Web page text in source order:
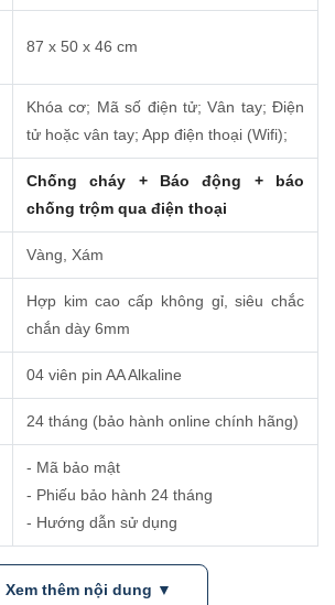
87 x 50 x 46 cm
Khóa cơ; Mã số điện tử; Vân tay; Điện
tử hoặc vân tay; App điện thoại (Wifi);
Chống cháy + Báo động + báo
chống trộm qua điện thoại
Vàng, Xám
Hợp kim cao cấp không gỉ, siêu chắc
chắn dày 6mm
04 viên pin AA Alkaline
24 tháng (bảo hành online chính hãng)
- Mã bảo mật
- Phiếu bảo hành 24 tháng
- Hướng dẫn sử dụng
Xem thêm nội dung ▼